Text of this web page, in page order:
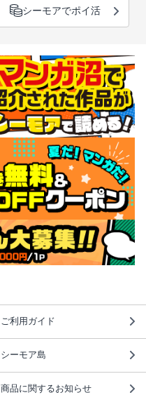
シーモアでポイ活
ご利用ガイド
シーモア島
商品に関するお知らせ